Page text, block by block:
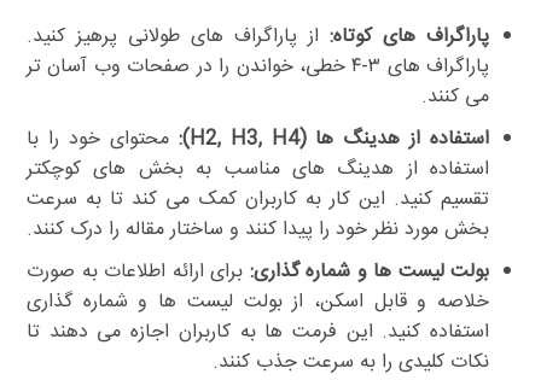
پاراگراف های کوتاه:از پاراگراف های طولانی پرهیز کنید.
پاراگراف های ۳-۴ خطی، خواندن را در صفحات وب آسان تر
می کنند.
استفاده از هدینگ ها (H2, H3, H4):
محتوای خود را با
استفاده از هدینگ های مناسب به بخش های کوچکتر
تقسیم کنید. این کار به کاربران کمک می کند تا به سرعت
بخش مورد نظر خود را پیدا کنند و ساختار مقاله را درک کنند.
بولت لیست ها و شماره گذاری: برای ارائه اطلاعات به صورت
خلاصه و قابل اسکن، از بولت لیست ها و شماره گذاری
استفاده کنید. این فرمت ها به کاربران اجازه می دهند تا
نکات کلیدی را به سرعت جذب کنند.